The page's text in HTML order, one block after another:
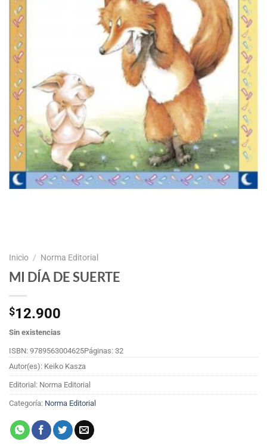
Inicio / Norma Editorial
MI DÍA DE SUERTE
$12.900
Sin existencias
ISBN: 9789563004625Páginas: 32
Autor(es): Keiko Kasza
Editorial: Norma Editorial
Categoría: Norma Editorial